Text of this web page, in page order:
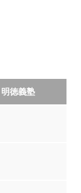
明徳義塾